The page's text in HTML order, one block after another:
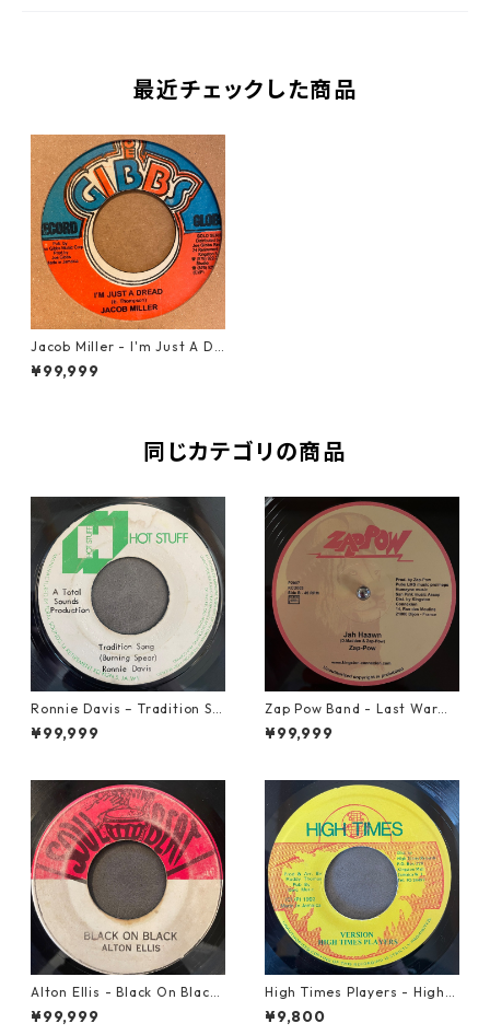
最近チェックした商品
Jacob Miller - I'm Just A Dr
ead【7-21566】
¥99,999
同じカテゴリの商品
Ronnie Davis – Tradition So
ng【7-22003】
¥99,999
Zap Pow Band - Last War【1
2-50056】
¥99,999
Alton Ellis - Black On Black
【7-21982】
¥99,999
High Times Players - High T
imes Theme【7-21926】
¥9,800